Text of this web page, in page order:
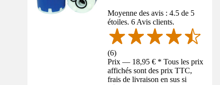
Moyenne des avis : 4.5 de 5
étoiles. 6 Avis clients.
(6)
Prix — 18,95 € * Tous les prix
affichés sont des prix TTC,
frais de livraison en sus si